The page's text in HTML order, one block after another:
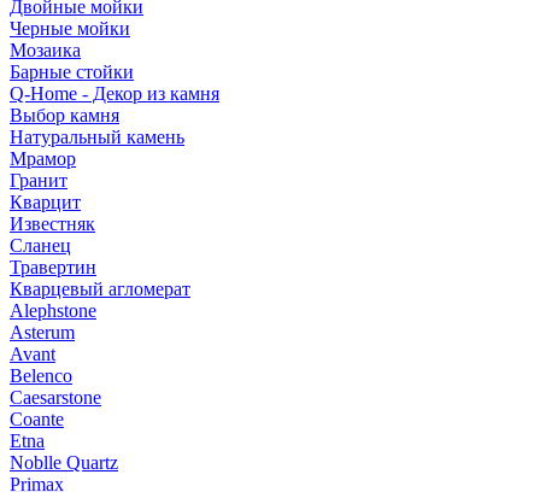
Двойные мойки
Черные мойки
Мозаика
Барные стойки
Q-Home - Декор из камня
Выбор камня
Натуральный камень
Мрамор
Гранит
Кварцит
Известняк
Сланец
Травертин
Кварцевый агломерат
Alephstone
Asterum
Avant
Belenco
Caesarstone
Coante
Etna
Noblle Quartz
Primax